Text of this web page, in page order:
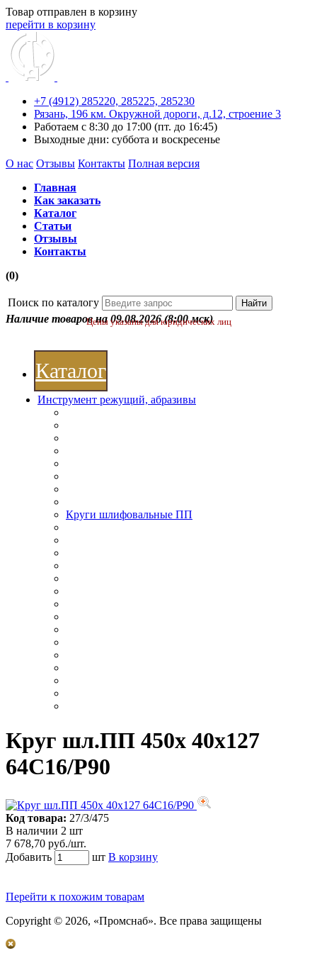
Товар отправлен в корзину
перейти в корзину
+7 (4912) 285220, 285225, 285230
Рязань, 196 км. Окружной дороги, д.12, строение 3
Работаем с 8:30 до 17:00 (пт. до 16:45)
Выходные дни: суббота и воскресенье
О нас Отзывы Контакты Полная версия
Главная
Как заказать
Каталог
Статьи
Отзывы
Контакты
(0)
Поиск по каталогу
Наличие товаров на 09.08.2026 (8:00 мск)
Цены указаны для юридических лиц
Каталог
Инструмент режущий, абразивы
Круги шлифовальные ПП
Круг шл.ПП 450х 40х127
64С16/Р90
Код товара: 27/3/475
В наличии 2 шт
7 678,70 руб./шт.
Добавить
шт В корзину
Перейти к похожим товарам
Copyright © 2026, «Промснаб». Все права защищены